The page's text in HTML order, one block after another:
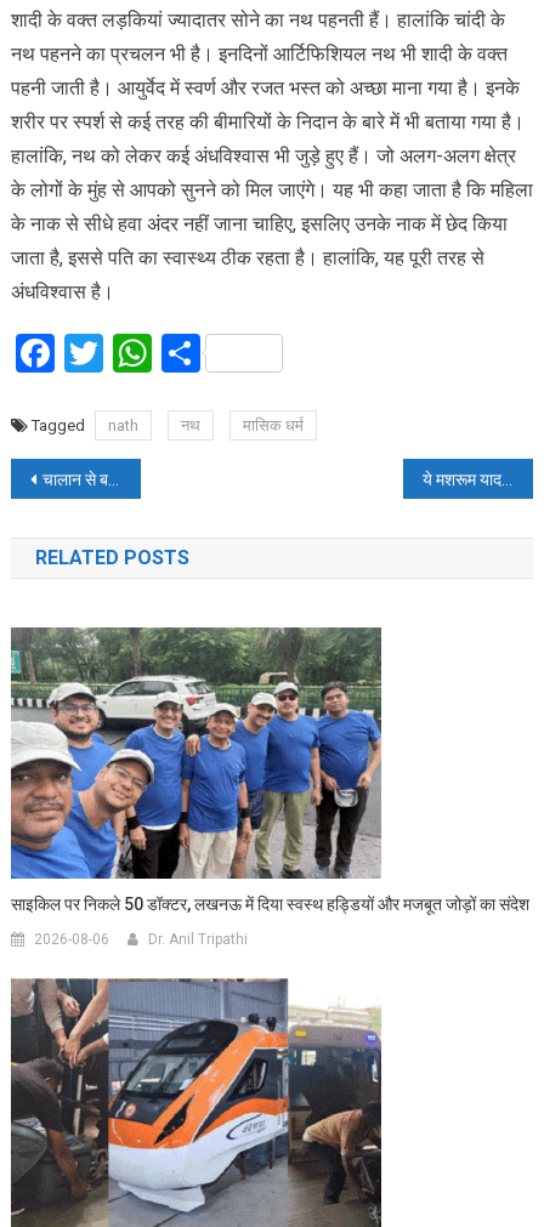
शादी के वक्त लड़कियां ज्यादातर सोने का नथ पहनती हैं। हालांकि चांदी के
नथ पहनने का प्रचलन भी है। इनदिनों आर्टिफिशियल नथ भी शादी के वक्त
पहनी जाती है। आयुर्वेद में स्वर्ण और रजत भस्त को अच्छा माना गया है। इनके
शरीर पर स्पर्श से कई तरह की बीमारियों के निदान के बारे में भी बताया गया है।
हालांकि, नथ को लेकर कई अंधविश्वास भी जुड़े हुए हैं। जो अलग-अलग क्षेत्र
के लोगों के मुंह से आपको सुनने को मिल जाएंगे। यह भी कहा जाता है कि महिला
के नाक से सीधे हवा अंदर नहीं जाना चाहिए, इसलिए उनके नाक में छेद किया
जाता है, इससे पति का स्वास्थ्य ठीक रहता है। हालांकि, यह पूरी तरह से
अंधविश्वास है।
Facebook
Twitter
WhatsApp
Share
Tagged nath नथ मासिक धर्म
Post
navigation
चालान से बचने के लिए इस लड़के ने निकाला गजब तरीका, पुलिस वाले भी हैरान ये मशरूम याददाश्त के साथ-साथ खोल देगी आपकी दिमाग की नसें
RELATED POSTS
साइकिल पर निकले 50 डॉक्टर, लखनऊ में दिया स्वस्थ हड्डियों और मजबूत जोड़ों का संदेश
2026-08-06 Dr. Anil Tripathi